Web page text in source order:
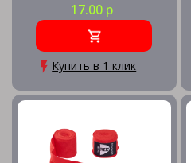
17.00 р
Купить в 1 клик